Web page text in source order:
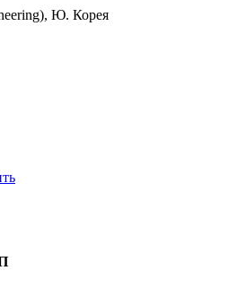
Ю. Корея